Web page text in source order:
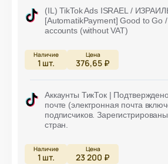
(IL) TikTok Ads ISRAEL /
[AutomatikPayment] Good to Go
accounts (without VAT)
1 шт. 376,65 ₽
Аккаунты ТикТок |
почте (электронная почта
подписчиков.
стран.
1 шт. 23 200 ₽